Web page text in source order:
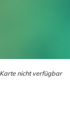
Karte nicht verfügbar